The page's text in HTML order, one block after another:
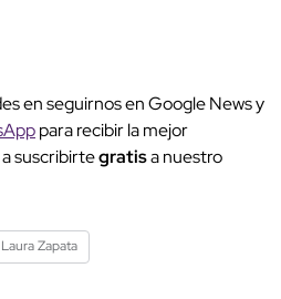
en seguirnos en Google News y
para recibir la mejor
suscribirtegratisa nuestro
Laura Zapata